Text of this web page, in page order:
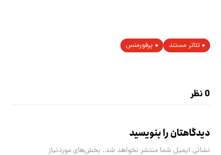
تئاتر مستند پرفورمنس
0 نظر
دیدگاهتان را بنویسید
نشانی ایمیل شما منتشر نخواهد شد. بخش‌های موردنیاز